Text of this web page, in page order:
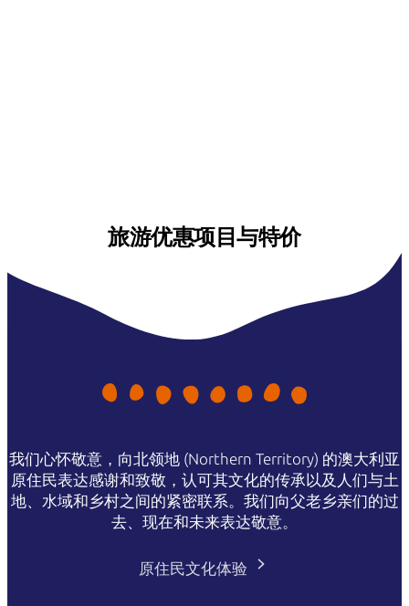
旅游优惠项目与特价
我们心怀敬意，向北领地 (Northern Territory) 的澳大利亚
原住民表达感谢和致敬，认可其文化的传承以及人们与土
地、水域和乡村之间的紧密联系。我们向父老乡亲们的过
去、现在和未来表达敬意。
原住民文化体验